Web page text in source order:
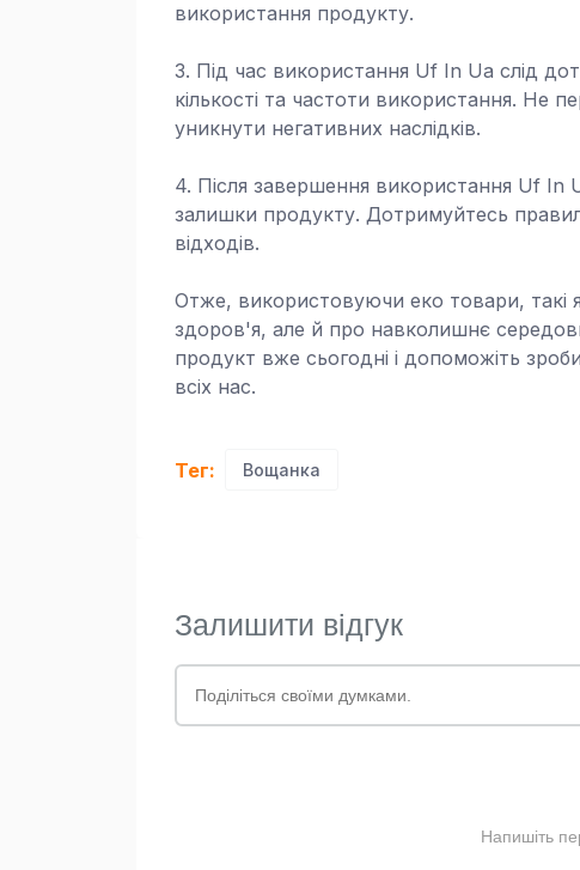
використання продукту.
3. Під час використання Uf In Ua слід
кількості та частоти використання. Не
уникнути негативних наслідків.
4. Після завершення використання Uf In
залишки продукту. Дотримуйтесь
відходів.
Отже, використовуючи еко товари,
здоров'я, але й про навколишнє
продукт вже сьогодні і допоможіть
всіх нас.
Тег: Вощанка